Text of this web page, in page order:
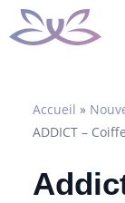
Aller
au
Accueil »
ADDICT –